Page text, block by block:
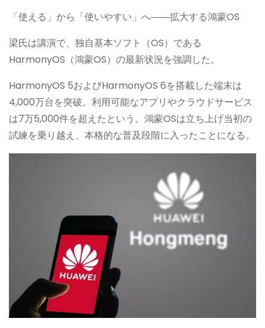
「使える」から「使いやすい」へ――拡大する鴻蒙OS
梁氏は講演で、独自基本ソフト（OS）である
HarmonyOS（鴻蒙OS）の最新状況を強調した。
HarmonyOS 5およびHarmonyOS 6を搭載した端末は
4,000万台を突破。利用可能なアプリやクラウドサービス
は7万5,000件を超えたという。鴻蒙OSは立ち上げ当初の
試練を乗り越え、本格的な普及段階に入ったことになる。